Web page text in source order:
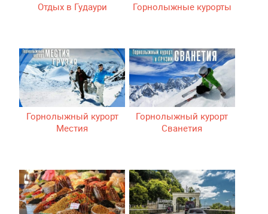
Отдых в Гудаури Горнолыжные курорты
Горнолыжный курорт
Местия
Горнолыжный курорт
Сванетия